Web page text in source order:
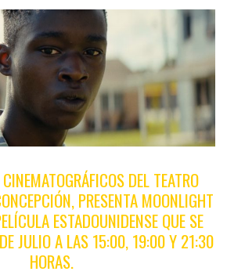
DEL TEATRO
PRESENTAMOONLIGHT
ESTADOUNIDENSE QUE SE
JULIO A LAS 15:00, 19:00 Y 21:30
HORAS.